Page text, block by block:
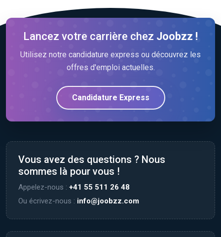
Lancez votre carrière chez Joobzz !
Utilisez notre candidature express ou découvrez les
offres d'emploi actuelles.
Candidature Express
Vous avez des questions ? Nous
sommes là pour vous !
Appelez-nous : +41 55 511 26 48
Ou écrivez-nous : info@joobzz.com